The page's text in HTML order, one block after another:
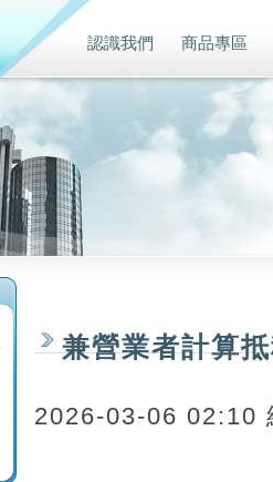
認識我們 商品專區
兼營業者計算
2026-03-06 02:10